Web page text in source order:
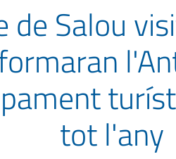
de Salou
tot l'any